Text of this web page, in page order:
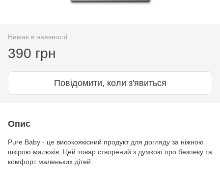
Немає в наявності
390 грн
Повідомити, коли з'явиться
Опис
Pure Baby - це високоякісний продукт для догляду за ніжною
шкірою малюків. Цей товар створений з думкою про безпеку та
комфорт маленьких дітей.